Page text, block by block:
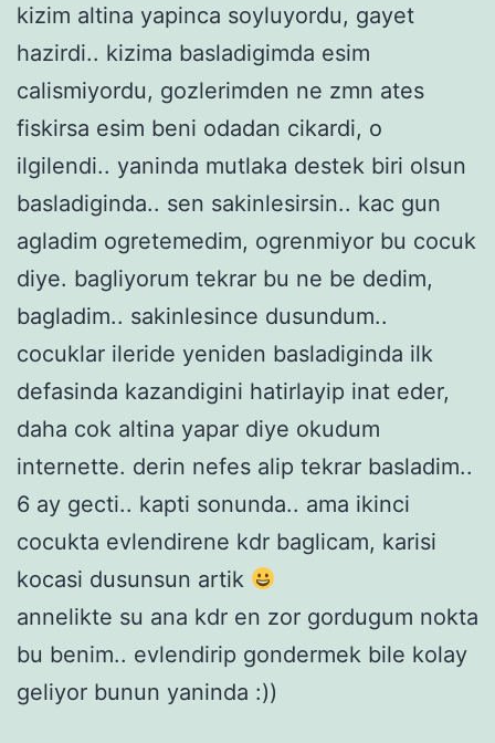
kizim altina yapinca soyluyordu, gayet
hazirdi.. kizima basladigimda esim
calismiyordu, gozlerimden ne zmn ates
fiskirsa esim beni odadan cikardi, o
ilgilendi.. yaninda mutlaka destek biri olsun
basladiginda.. sen sakinlesirsin.. kac gun
agladim ogretemedim, ogrenmiyor bu cocuk
diye. bagliyorum tekrar bu ne be dedim,
bagladim.. sakinlesince dusundum..
cocuklar ileride yeniden basladiginda ilk
defasinda kazandigini hatirlayip inat eder,
daha cok altina yapar diye okudum
internette. derin nefes alip tekrar basladim..
6 ay gecti.. kapti sonunda.. ama ikinci
cocukta evlendirene kdr baglicam, karisi
kocasi dusunsun artik
annelikte su ana kdr en zor gordugum nokta
bu benim.. evlendirip gondermek bile kolay
geliyor bunun yaninda :))